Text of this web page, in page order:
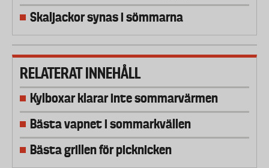
Skaljackor synas i sömmarna
RELATERAT INNEHÅLL
Kylboxar klarar inte sommarvärmen
Bästa vapnet i sommarkvällen
Bästa grillen för picknicken